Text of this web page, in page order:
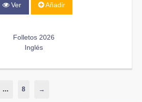
Ver Añadir
Folletos 2026
Inglés
… 8 →